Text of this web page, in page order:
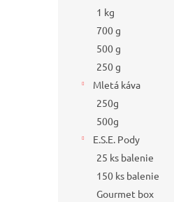
1 kg
700 g
500 g
250 g
Mletá káva
250g
500g
E.S.E. Pody
25 ks balenie
150 ks balenie
Gourmet box